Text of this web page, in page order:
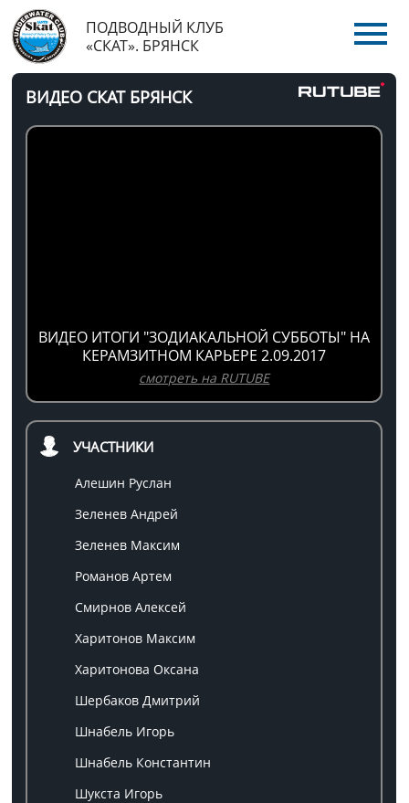
ПОДВОДНЫЙ КЛУБ
«СКАТ». БРЯНСК
ВИДЕО СКАТ БРЯНСК
ВИДЕО ИТОГИ "ЗОДИАКАЛЬНОЙ СУББОТЫ" НА
КЕРАМЗИТНОМ КАРЬЕРЕ 2.09.2017
смотреть на RUTUBE
УЧАСТНИКИ
Алешин Руслан
Зеленев Андрей
Зеленев Максим
Романов Артем
Смирнов Алексей
Харитонов Максим
Харитонова Оксана
Шербаков Дмитрий
Шнабель Игорь
Шнабель Константин
Шукста Игорь